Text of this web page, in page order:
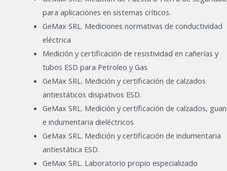
para aplicaciones en sistemas críticos.
GeMax SRL. Mediciones normativas de conductividad
eléctrica
Medición y certificación de resistividad en cañerías y
tubos ESD para Petroleo y Gas
GeMax SRL. Medición y certificación de calzados
antiestáticos disipativos ESD.
GeMax SRL. Medición y certificación de calzados,
e indumentaria dieléctricos
GeMax SRL. Medición y certificación de indumentaria
antiestática ESD.
GeMax SRL. Laboratorio propio especializado